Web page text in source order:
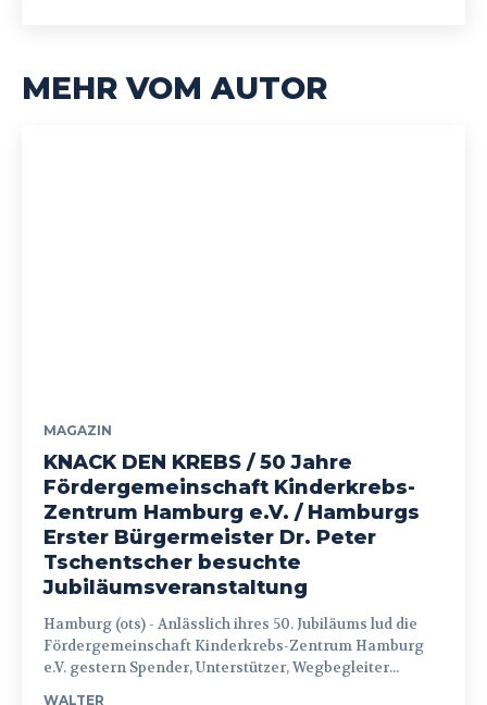
MEHR VOM AUTOR
MAGAZIN
KNACK DEN KREBS / 50 Jahre
Fördergemeinschaft Kinderkrebs-
Zentrum Hamburg e.V. / Hamburgs
Erster Bürgermeister Dr. Peter
Tschentscher besuchte
Jubiläumsveranstaltung
Hamburg (ots) - Anlässlich ihres 50. Jubiläums lud die
Fördergemeinschaft Kinderkrebs-Zentrum Hamburg
e.V. gestern Spender, Unterstützer, Wegbegleiter...
WALTER